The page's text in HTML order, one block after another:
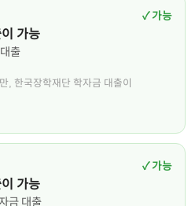
✓ 가능
가능
출
, 한국장학재단 학자금 대출이
✓ 가능
가능
금 대출